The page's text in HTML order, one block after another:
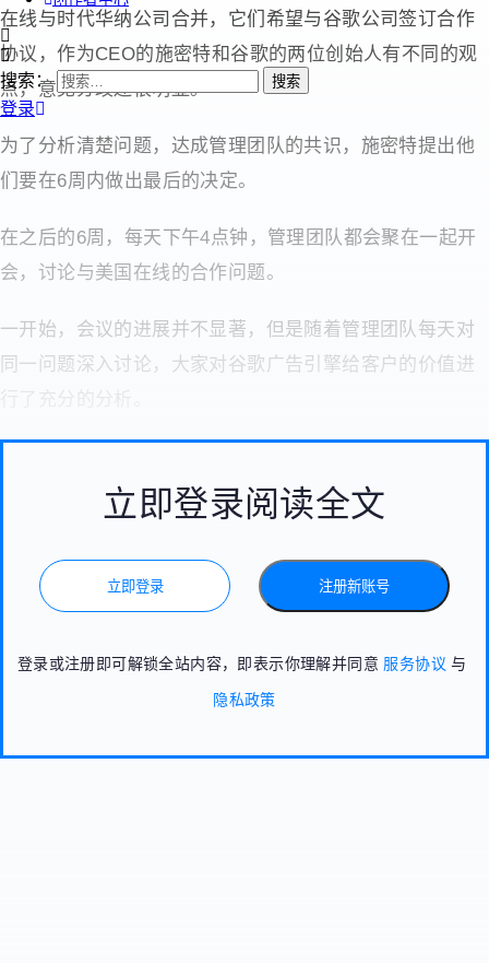
搜索：
登录
在线与时代华纳公司合并，它们希望与谷歌公司签订合作
协议，作为CEO的施密特和谷歌的两位创始人有不同的观
点，意见分歧还很明显。
为了分析清楚问题，达成管理团队的共识，施密特提出他
们要在6周内做出最后的决定。
在之后的6周，每天下午4点钟，管理团队都会聚在一起开
会，讨论与美国在线的合作问题。
一开始，会议的进展并不显著，但是随着管理团队每天对
同一问题深入讨论，大家对谷歌广告引擎给客户的价值进
立即登录阅读全文
立即登录 注册新账号
登录或注册即可解锁全站内容，即表示你理解并同意 服务协议 与
隐私政策